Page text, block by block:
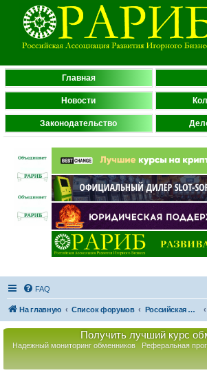
Главная
Новости
Законодательство
FAQ
На главную Список форумов Российская Ассоциация Развития Игорного Бизнеса
Получить лучший курс
Надежный мониторинг обменников Реферальная